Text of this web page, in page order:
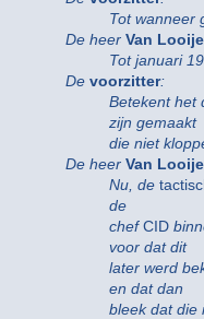
Tot wanneer
De heer Van
Tot januari
De voorzitter:
Betekent het
zijn gemaakt
die niet
De heer Van
Nu, de
de
chefCID
voor dat dit
later werd
en dat dan
bleek dat die